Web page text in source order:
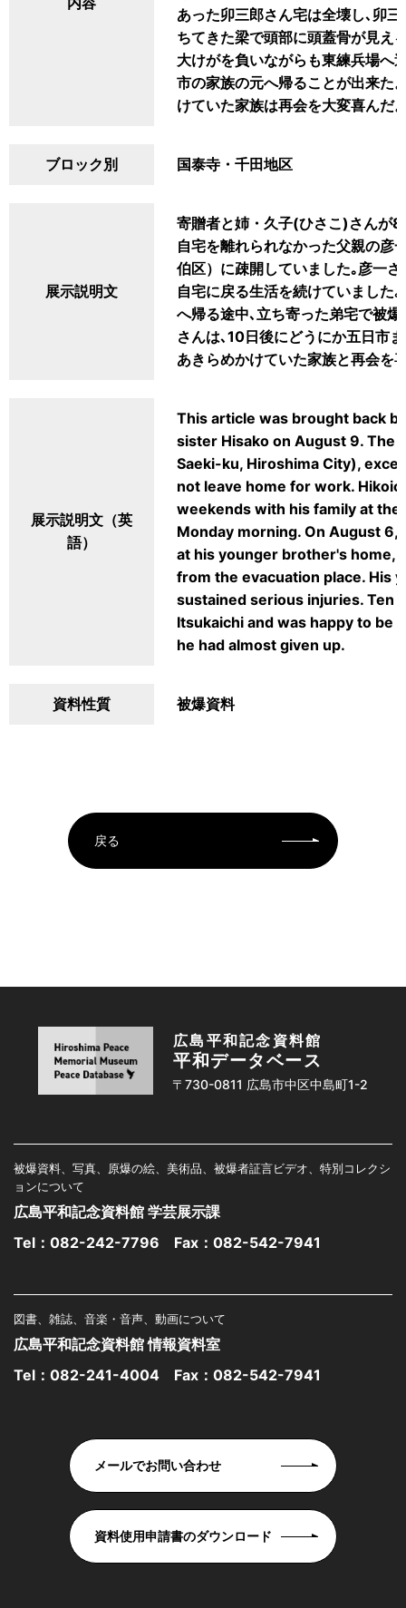
あった卯三郎さん宅は全壊し､卯
ちてきた梁で頭部に頭蓋骨が見え
大けがを負いながらも東練兵場へ
市の家族の元へ帰ることが出来た
けていた家族は再会を大変喜んだ
ブロック別 国泰寺・千田地区
展示説明文
寄贈者と姉・久子(ひさこ)さんが
自宅を離れられなかった父親の彦
伯区）に疎開していました｡彦一
自宅に戻る生活を続けていました
へ帰る途中､立ち寄った弟宅で被
さんは､10日後にどうにか五日市
あきらめかけていた家族と再会を
展示説明文（英
語）
This article was brought back
sister Hisako on August 9. The
Saeki-ku, Hiroshima City),
not leave home for work.
weekends with his family at
Monday morning. On August 6,
at his younger brother's home,
from the evacuation place. His
sustained serious injuries. Ten
Itsukaichi and was happy to be
he had almost given up.
資料性質 被爆資料
戻る
広島平和記念資料館
平和データベース
〒730-0811 広島市中区中島町1-2
被爆資料、写真、原爆の絵、美術品、被爆者証言ビデオ、特別コレクシ
ョンについて
広島平和記念資料館 学芸展示課
Tel： 082-242-7796 Fax：082-542-7941
図書、雑誌、音楽・音声、動画について
広島平和記念資料館 情報資料室
Tel： 082-241-4004 Fax：082-542-7941
メールでお問い合わせ
資料使用申請書のダウンロード